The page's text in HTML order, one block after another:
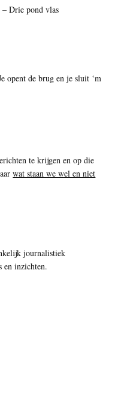
Drie pond vlas
opent de brug en je sluit ‘m
te krijgen en op die
wat staan we wel en niet
journalistiek
en inzichten.